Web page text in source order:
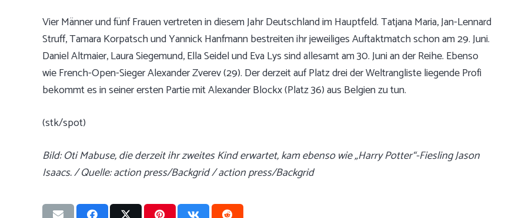
Vier Männer und fünf Frauen vertreten in diesem Jahr Deutschland im Hauptfeld. Tatjana Maria, Jan-Lennard
Struff, Tamara Korpatsch und Yannick Hanfmann bestreiten ihr jeweiliges Auftaktmatch schon am 29. Juni.
Daniel Altmaier, Laura Siegemund, Ella Seidel und Eva Lys sind allesamt am 30. Juni an der Reihe. Ebenso
wie French-Open-Sieger Alexander Zverev (29). Der derzeit auf Platz drei der Weltrangliste liegende Profi
bekommt es in seiner ersten Partie mit Alexander Blockx (Platz 36) aus Belgien zu tun.
(stk/spot)
Bild: Oti Mabuse, die derzeit ihr zweites Kind erwartet, kam ebenso wie „Harry Potter“-Fiesling Jason
Isaacs. / Quelle: action press/Backgrid / action press/Backgrid